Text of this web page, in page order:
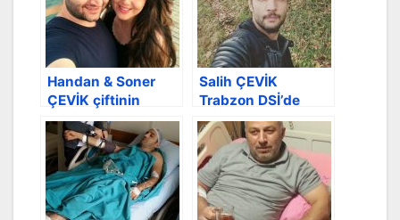
Handan & Soner
ÇEVİK çiftinin
bebekleri dünyaya
geldi
Salih ÇEVİK
Trabzon DSİ’de
göreve başladı